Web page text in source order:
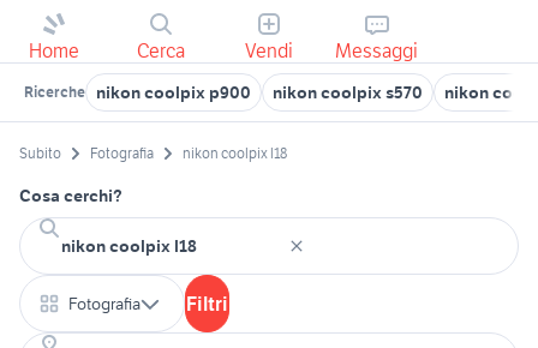
Home Cerca Vendi Messaggi
Ricerche nikon coolpix p900 nikon coolpix s570 nikon
Subito Fotografia nikon coolpix l18
Cosa cerchi?
Fotografia Filtri